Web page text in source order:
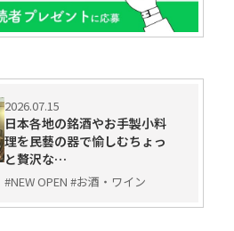
2026.07.15
日本各地の銘酒やお手製小料
理を民藝の器で愉しむちょっ
と贅沢な…
#NEW OPEN #お酒・ワイン